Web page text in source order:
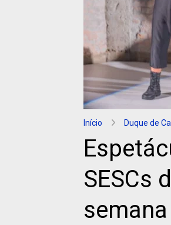
Início Duque de
SESCs
semana